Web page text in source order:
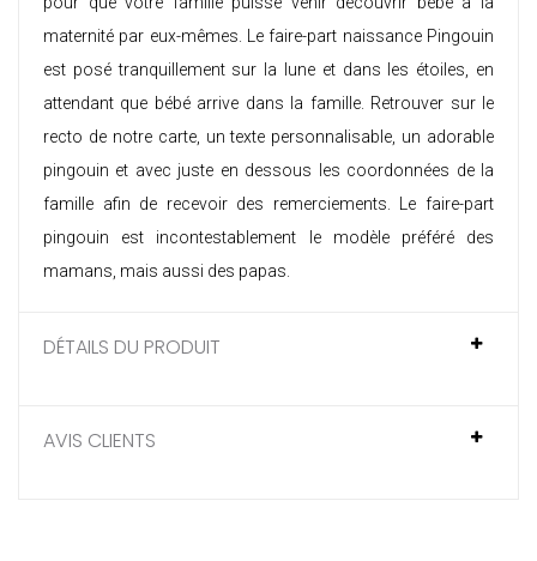
maternité par eux-mêmes. Le faire-part naissance Pingouin
est posé tranquillement sur la lune et dans les étoiles, en
attendant que bébé arrive dans la famille. Retrouver sur le
recto de notre carte, un texte personnalisable, un adorable
pingouin et avec juste en dessous les coordonnées de la
famille afin de recevoir des remerciements. Le faire-part
pingouin est incontestablement le modèle préféré des
mamans, mais aussi des papas.
DÉTAILS DU PRODUIT
AVIS CLIENTS